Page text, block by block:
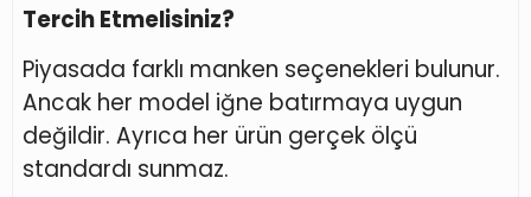
Tercih Etmelisiniz?
Piyasada farklı manken seçenekleri bulunur.
Ancak her model iğne batırmaya uygun
değildir. Ayrıca her ürün gerçek ölçü
standardı sunmaz.